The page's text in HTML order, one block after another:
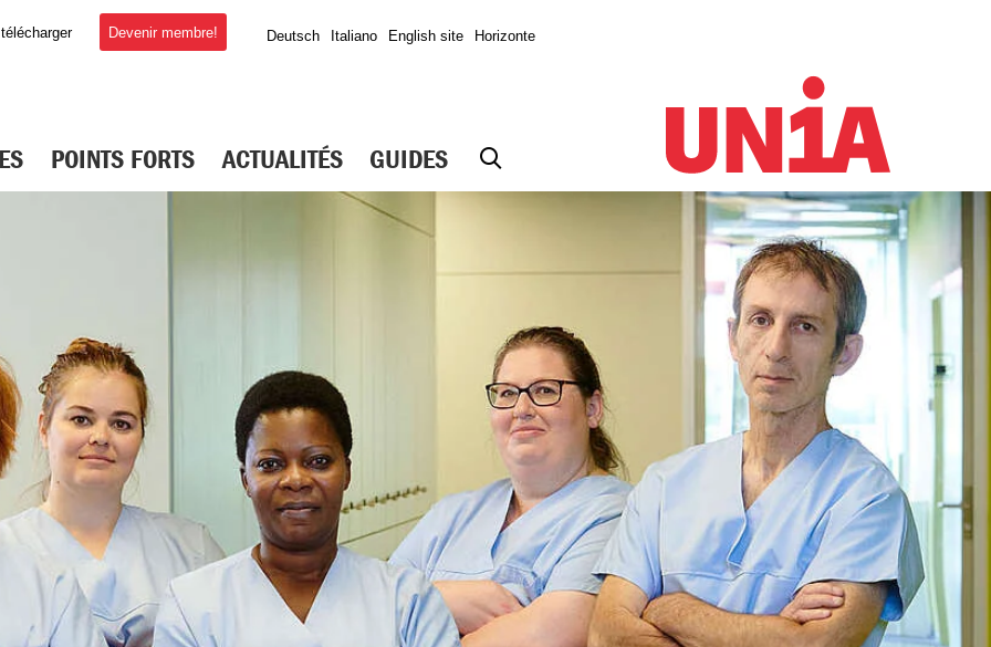
Devenir membre! Deutsch Italiano English site Horizonte
du Care
de travail
soins de
abonne-toi à la
POINTS FORTS ACTUALITÉS GUIDES